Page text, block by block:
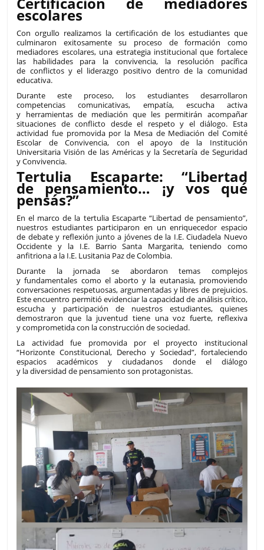
escolares
Con orgullo realizamos la certificación de los estudiantes que
culminaron exitosamente su proceso de formación como
mediadores escolares, una estrategia institucional que fortalece
las habilidades para la convivencia, la resolución pacífica
de conflictos y el liderazgo positivo dentro de la comunidad
educativa.
Durante este proceso, los estudiantes desarrollaron
competencias comunicativas, empatía, escucha activa
y herramientas de mediación que les permitirán acompañar
situaciones de conflicto desde el respeto y el diálogo. Esta
actividad fue promovida por la Mesa de Mediación del Comité
Escolar de Convivencia, con el apoyo de la Institución
Universitaria Visión de las Américas y la Secretaría de Seguridad
y Convivencia.
Tertulia Escaparte: “Libertad
de pensamiento… ¡y vos qué
pensás?”
En el marco de la tertulia Escaparte “Libertad de pensamiento”,
nuestros estudiantes participaron en un enriquecedor espacio
de debate y reflexión junto a jóvenes de la I.E. Ciudadela Nuevo
Occidente y la I.E. Barrio Santa Margarita, teniendo como
anfitriona a la I.E. Lusitania Paz de Colombia.
Durante la jornada se abordaron temas complejos
y fundamentales como el aborto y la eutanasia, promoviendo
conversaciones respetuosas, argumentadas y libres de prejuicios.
Este encuentro permitió evidenciar la capacidad de análisis crítico,
escucha y participación de nuestros estudiantes, quienes
demostraron que la juventud tiene una voz fuerte, reflexiva
y comprometida con la construcción de sociedad.
La actividad fue promovida por el proyecto institucional
“Horizonte Constitucional, Derecho y Sociedad”, fortaleciendo
espacios académicos y ciudadanos donde el diálogo
y la diversidad de pensamiento son protagonistas.